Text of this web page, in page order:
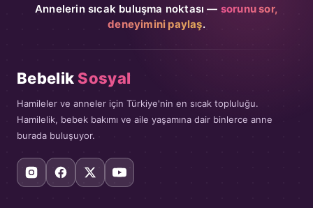
Annelerin sıcak buluşma noktası — sorunu sor,
deneyimini paylaş.
Bebelik Sosyal
Hamileler ve anneler için Türkiye'nin en sıcak topluluğu.
Hamilelik, bebek bakımı ve aile yaşamına dair binlerce anne
burada buluşuyor.